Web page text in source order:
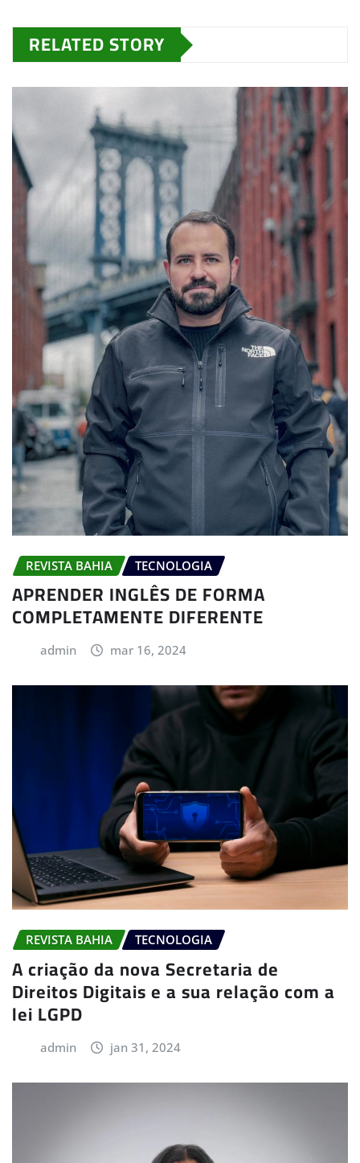
RELATED STORY
REVISTA BAHIA TECNOLOGIA
APRENDER INGLÊS DE FORMA
COMPLETAMENTE DIFERENTE
admin mar 16, 2024
REVISTA BAHIA TECNOLOGIA
A criação da nova Secretaria de
Direitos Digitais e a sua relação com a
lei LGPD
admin jan 31, 2024